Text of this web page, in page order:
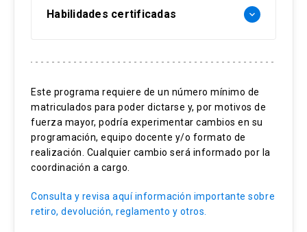
Habilidades certificadas keyboard_arrow_down
Litigación procesal
Litigación familiar
Derecho procesal de familia
Audiencias de procedimientos
Mediación
Este programa requiere de un número mínimo de
matriculados para poder dictarse y, por motivos de
fuerza mayor, podría experimentar cambios en su
programación, equipo docente y/o formato de
realización. Cualquier cambio será informado por la
coordinación a cargo.
Consulta y revisa aquí información importante sobre
retiro, devolución, reglamento y otros.